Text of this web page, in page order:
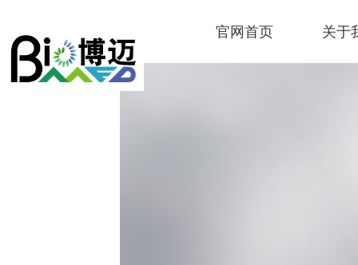
官网首页 关于